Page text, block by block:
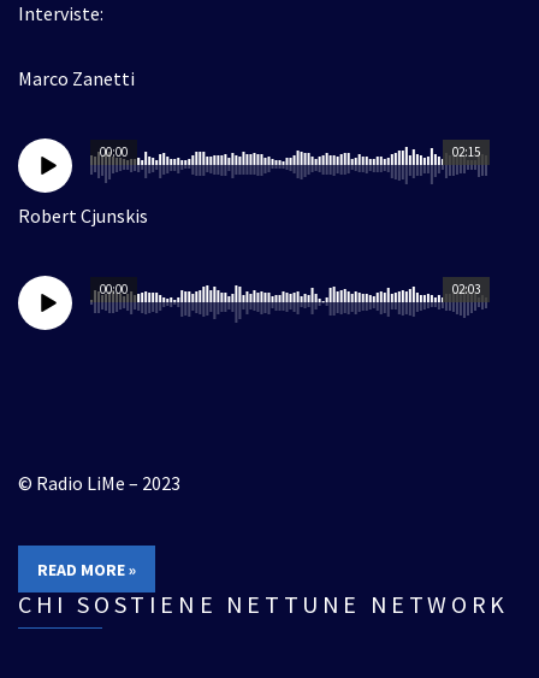
Interviste:
Marco Zanetti
02:15
00:00
Robert Cjunskis
02:03
00:00
© Radio LiMe – 2023
READ MORE »
CHI SOSTIENE NETTUNE NETWORK